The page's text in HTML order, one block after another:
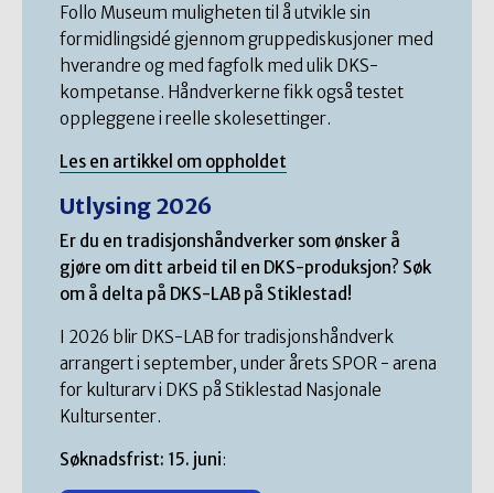
Follo Museum muligheten til å utvikle sin
formidlingsidé gjennom gruppediskusjoner med
hverandre og med fagfolk med ulik DKS-
kompetanse. Håndverkerne fikk også testet
oppleggene i reelle skolesettinger.
Les en artikkel om oppholdet
Utlysing 2026
Er du en tradisjonshåndverker som ønsker å
gjøre om ditt arbeid til en DKS-produksjon? Søk
om å delta på DKS-LAB på Stiklestad!
I 2026 blir DKS-LAB for tradisjonshåndverk
arrangert i september, under årets SPOR - arena
for kulturarv i DKS på Stiklestad Nasjonale
Kultursenter.
Søknadsfrist: 15. juni: